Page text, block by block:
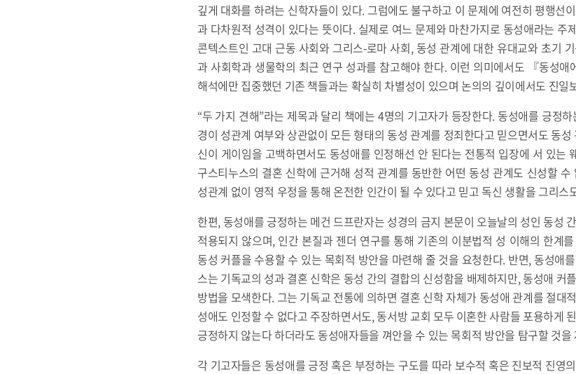
깊게 대화를 하려는 신학자들이 있다. 그럼에도 불구하고 이 문제에 여전히 평행선
과 다차원적 성격이 있다는 뜻이다. 실제로 여느 문제와 마찬가지로 동성애라는 주
콘텍스트인 고대 근동 사회와 그리스-로마 사회, 동성 관계에 대한 유대교와 초기
과 사회학과 생물학의 최근 연구 성과를 참고해야 한다. 이런 의미에서도 『동성
해석에만 집중했던 기존 책들과는 확실히 차별성이 있으며 논의의 깊이에서도 진일
“두 가지 견해”라는 제목과 달리 책에는 4명의 기고자가 등장한다. 동성애를 긍정
경이 성관계 여부와 상관없이 모든 형태의 동성 관계를 정죄한다고 믿으면서도 동
신이 게이임을 고백하면서도 동성애를 인정해선 안 된다는 전통적 입장에 서 있는
구스티누스의 결혼 신학에 근거해 성적 관계를 동반한 어떤 동성 관계도 신성할
성관계 없이 영적 우정을 통해 온전한 인간이 될 수 있다고 믿고 독신 생활을 그리
한편, 동성애를 긍정하는 메건 드프란자는 성경의 금지 본문이 오늘날의 성인 동성
적용되지 않으며, 인간 본질과 젠더 연구를 통해 기존의 이분법적 성 이해의 한계
동성 커플을 수용할 수 있는 목회적 방안을 마련해 줄 것을 요청한다. 반면, 동성애
스는 기독교의 성과 결혼 신학은 동성 간의 결합의 신성함을 배제하지만, 동성애 커
방법을 모색한다. 그는 기독교 전통에 의하면 결혼 신학 자체가 동성애 관계를 절대
성애도 인정할 수 없다고 주장하면서도, 동서방 교회 모두 이혼한 사람들 포용하게
긍정하지 않는다 하더라도 동성애자들을 껴안을 수 있는 목회적 방안을 탐구할 것을
각 기고자들은 동성애를 긍정 혹은 부정하는 구도를 따라 보수적 혹은 진보적 진영